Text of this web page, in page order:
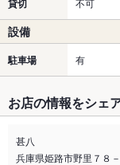
貸切
設備
駐車場 有
お店の情報をシェ
甚八
兵庫県姫路市野里７８